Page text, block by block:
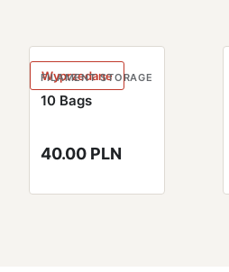
Wyprzedane
FILAMENT STORAGE
10 Bags
40.00 PLN